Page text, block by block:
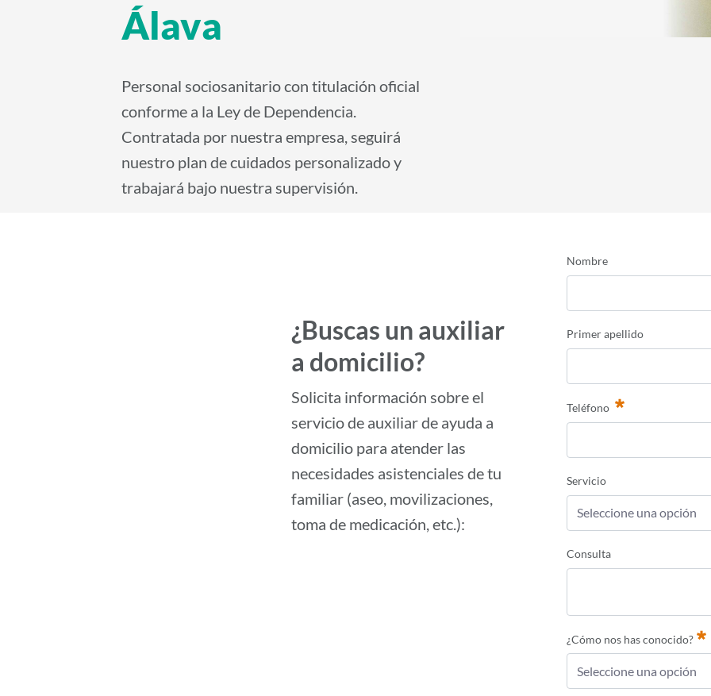
Álava
Personal sociosanitario con titulación oficial
conforme a la Ley de Dependencia.
Contratada por nuestra empresa, seguirá
nuestro plan de cuidados personalizado y
trabajará bajo nuestra supervisión.
¿Buscas un auxiliar
a domicilio?
Solicita información sobre el
servicio de auxiliar de ayuda a
domicilio para atender las
necesidades asistenciales de tu
familiar (aseo, movilizaciones,
toma de medicación, etc.):
Nombre
Primer apellido
Teléfono
Servicio
Seleccione una opción
Consulta
¿Cómo nos has conocido?
Seleccione una opción